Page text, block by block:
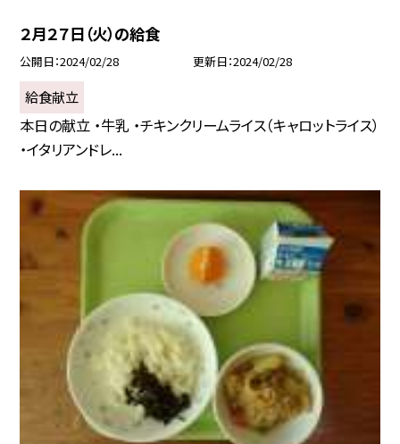
２月２７日（火）の給食
公開日 2024/02/28 更新日 2024/02/28
給食献立
本日の献立 ・牛乳 ・チキンクリームライス（キャロットライス）
・イタリアンドレ...